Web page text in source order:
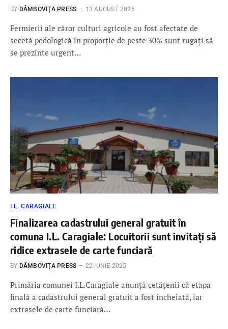
BY DÂMBOVIŢA PRESS 13 AUGUST 2025
Fermierii ale căror culturi agricole au fost afectate de
secetă pedologică în proporție de peste 30% sunt rugați să
se prezinte urgent…
I.L. CARAGIALE
Finalizarea cadastrului general gratuit în
comuna I.L. Caragiale: Locuitorii sunt invitați să
ridice extrasele de carte funciară
BY DÂMBOVIŢA PRESS 22 IUNIE 2025
Primăria comunei I.L.Caragiale anunță cetățenii că etapa
finală a cadastrului general gratuit a fost încheiată, iar
extrasele de carte funciară…